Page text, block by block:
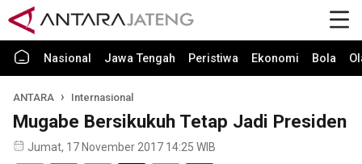
Nasional Jawa Tengah Peristiwa Ekonomi Bola
ANTARA Internasional
Mugabe Bersikukuh Tetap Jadi Presiden
Jumat, 17 November 2017 14:25 WIB